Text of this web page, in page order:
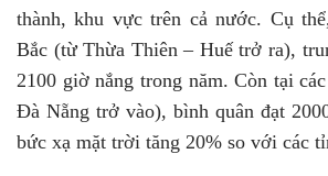
thành, khu vực trên cả nước. Cụ
Bắc (từ Thừa Thiên – Huế trở ra),
2100 giờ nắng trong năm. Còn tại
Đà Nẵng trở vào), bình quân đạt
bức xạ mặt trời tăng 20% so với các